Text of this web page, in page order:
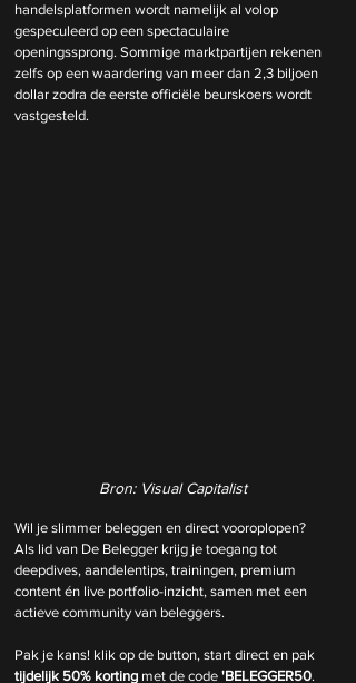
handelsplatformen wordt namelijk al volop
gespeculeerd op een spectaculaire
openingssprong. Sommige marktpartijen rekenen
zelfs op een waardering van meer dan 2,3 biljoen
dollar zodra de eerste officiële beurskoers wordt
vastgesteld.
Bron: Visual Capitalist
Wil je slimmer beleggen en direct vooroplopen?
Als lid van De Belegger krijg je toegang tot
deepdives, aandelentips, trainingen, premium
content én live portfolio-inzicht, samen met een
actieve community van beleggers.
Pak je kans! klik op de button, start direct en pak
tijdelijk 50% korting met de code 'BELEGGER50.